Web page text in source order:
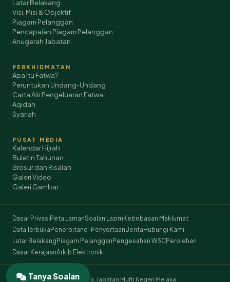
Latar Belakang
Visi, Misi & Objektif
Piagam Pelanggan
Pencapaian Piagam Pelanggan
Anugerah Jabatan
PERKHIDMATAN
Apa Itu Fatwa?
Peruntukan Undang-Undang
Carta Alir Pengeluaran Fatwa
Aqidah
Syariah
PUSAT MEDIA
Kalendar Hijrah
Buletin Tahunan
Brosur dan Risalah
Galeri Video
Galeri Gambar
Dasar Privasi Peta LamanSoalan Lazim Kebebasan Maklumat
Data Terbuka Penerbitane-Penyertaan Berita Hubungi Kami
Latar Belakang Piagam Pelanggan Pengesahan W3CPerolehan
Dasar KerajaanArkib Elektronik
© 2026 Hakcipta Terpelihara. Jabatan Mufti Negeri Melaka.
Tanya Soalan